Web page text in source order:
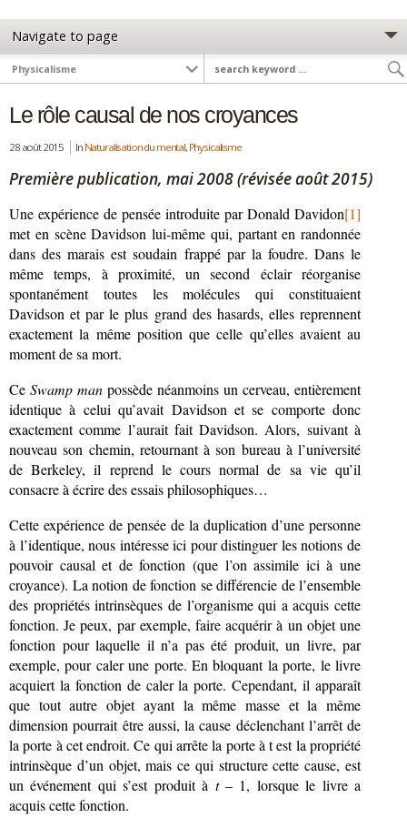
Le rôle causal de nos croyances
28 août 2015 In Naturalisation du mental, Physicalisme
Première publication, mai 2008 (révisée août 2015)
Une expérience de pensée introduite par Donald Davidon[1]
met en scène Davidson lui-même qui, partant en randonnée
dans des marais est soudain frappé par la foudre. Dans le
même temps, à proximité, un second éclair réorganise
spontanément toutes les molécules qui constituaient
Davidson et par le plus grand des hasards, elles reprennent
exactement la même position que celle qu’elles avaient au
moment de sa mort.
Ce Swamp man possède néanmoins un cerveau, entièrement
identique à celui qu’avait Davidson et se comporte donc
exactement comme l’aurait fait Davidson. Alors, suivant à
nouveau son chemin, retournant à son bureau à l’université
de Berkeley, il reprend le cours normal de sa vie qu’il
consacre à écrire des essais philosophiques…
Cette expérience de pensée de la duplication d’une personne
à l’identique, nous intéresse ici pour distinguer les notions de
pouvoir causal et de fonction (que l’on assimile ici à une
croyance). La notion de fonction se différencie de l’ensemble
des propriétés intrinsèques de l’organisme qui a acquis cette
fonction. Je peux, par exemple, faire acquérir à un objet une
fonction pour laquelle il n’a pas été produit, un livre, par
exemple, pour caler une porte. En bloquant la porte, le livre
acquiert la fonction de caler la porte. Cependant, il apparaît
que tout autre objet ayant la même masse et la même
dimension pourrait être aussi, la cause déclenchant l’arrêt de
la porte à cet endroit. Ce qui arrête la porte à t est la propriété
intrinsèque d’un objet, mais ce qui structure cette cause, est
un événement qui s’est produit à t – 1, lorsque le livre a
acquis cette fonction.